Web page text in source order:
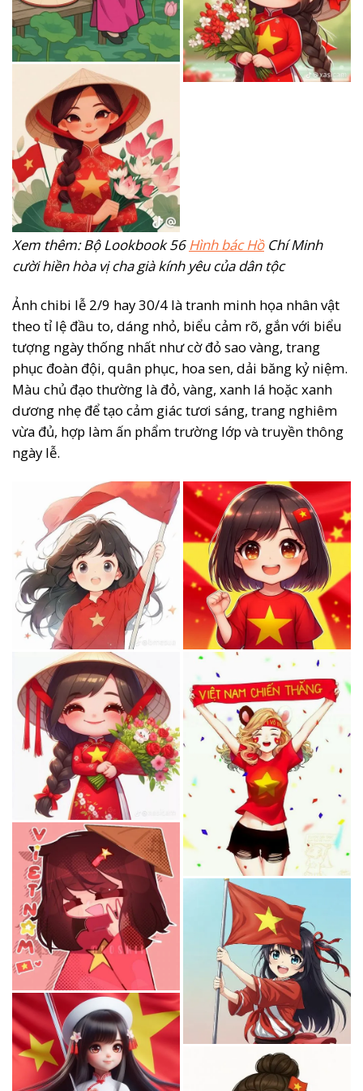
Xem thêm: Bộ Lookbook 56Hình bác HồChí Minh
cười hiền hòa vị cha già kính yêu của dân tộc
Ảnh chibi lễ 2/9 hay 30/4 là tranh minh họa nhân vật
theo tỉ lệ đầu to, dáng nhỏ, biểu cảm rõ, gắn với biểu
tượng ngày thống nhất như cờ đỏ sao vàng, trang
phục đoàn đội, quân phục, hoa sen, dải băng kỷ niệm.
Màu chủ đạo thường là đỏ, vàng, xanh lá hoặc xanh
dương nhẹ để tạo cảm giác tươi sáng, trang nghiêm
vừa đủ, hợp làm ấn phẩm trường lớp và truyền thông
ngày lễ.